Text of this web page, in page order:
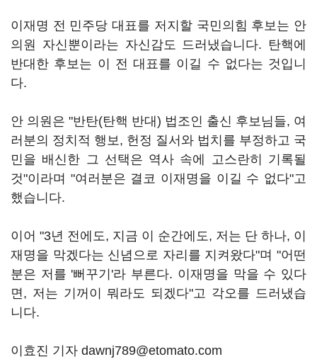
이재명 전 민주당 대표를 저지할 국민의힘 후보는 안
의원 자신뿐이라는 자신감도 드러냈습니다. 탄핵에
반대한 후보는 이 전 대표를 이길 수 없다는 것입니
다.
안 의원은 "반탄(탄핵 반대) 법조인 출신 후보님들, 여
러분의 정치적 행보, 헌정 질서와 법치를 부정하고 국
민을 배신한 그 선택은 역사 속에 고스란히 기록될
것"이라며 "여러분은 결코 이재명을 이길 수 없다"고
했습니다.
이어 "3년 전에도, 지금 이 순간에도, 저는 단 하나, 이
재명을 막겠다는 신념으로 자리를 지켜왔다"며 "어떤
분은 저를 '뻐꾸기'라 부른다. 이재명을 막을 수 있다
면, 저는 기꺼이 뭐라도 되겠다"고 각오를 드러냈습
니다.
이효진 기자 dawnj789@etomato.com